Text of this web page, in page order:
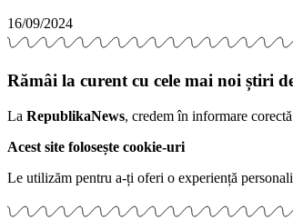
16/09/2024
Rămâi la curent cu cele mai noi știri
La RepublikaNews, credem în informare
Acest site folosește cookie-uri
Le utilizăm pentru a-ți oferi o experiență